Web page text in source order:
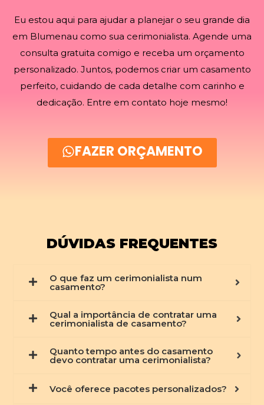
Eu estou aqui para ajudar a planejar o seu grande dia
em Blumenau como sua cerimonialista. Agende uma
consulta gratuita comigo e receba um orçamento
personalizado. Juntos, podemos criar um casamento
perfeito, cuidando de cada detalhe com carinho e
dedicação. Entre em contato hoje mesmo!
FAZER ORÇAMENTO
DÚVIDAS FREQUENTES
O que faz um cerimonialista num
casamento?
Qual a importância de contratar uma
cerimonialista de casamento?
Quanto tempo antes do casamento
devo contratar uma cerimonialista?
Você oferece pacotes personalizados?